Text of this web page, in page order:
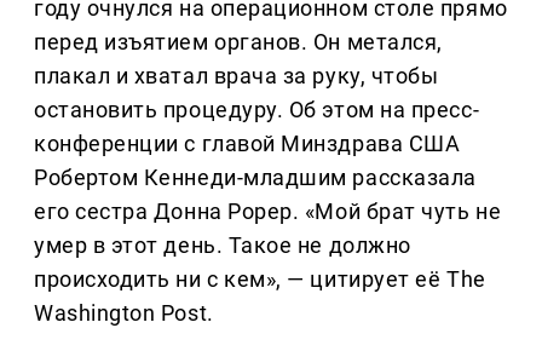
году очнулся на операционном столе прямо
перед изъятием органов. Он метался,
плакал и хватал врача за руку, чтобы
остановить процедуру. Об этом на пресс-
конференции с главой Минздрава США
Робертом Кеннеди-младшим рассказала
его сестра Донна Рорер. «Мой брат чуть не
умер в этот день. Такое не должно
происходить ни с кем», — цитирует её The
Washington Post.